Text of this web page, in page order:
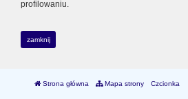
profilowaniu.
zamknij
Strona główna Mapa strony Czcionka